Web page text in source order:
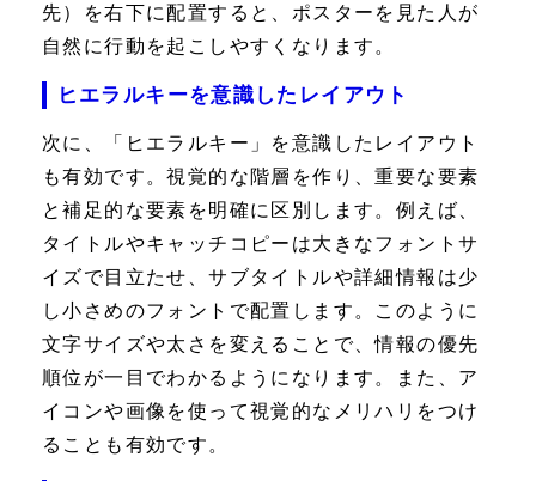
先）を右下に配置すると、ポスターを見た人が
自然に行動を起こしやすくなります。
ヒエラルキーを意識したレイアウト
次に、「ヒエラルキー」を意識したレイアウト
も有効です。視覚的な階層を作り、重要な要素
と補足的な要素を明確に区別します。例えば、
タイトルやキャッチコピーは大きなフォントサ
イズで目立たせ、サブタイトルや詳細情報は少
し小さめのフォントで配置します。このように
文字サイズや太さを変えることで、情報の優先
順位が一目でわかるようになります。また、ア
イコンや画像を使って視覚的なメリハリをつけ
ることも有効です。